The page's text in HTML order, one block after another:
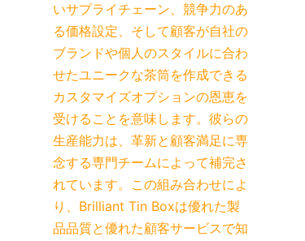
いサプライチェーン、競争力のあ
る価格設定、そして顧客が自社の
ブランドや個人のスタイルに合わ
せたユニークな茶筒を作成できる
カスタマイズオプションの恩恵を
受けることを意味します。彼らの
生産能力は、革新と顧客満足に専
念する専門チームによって補完さ
れています。この組み合わせによ
り、Brilliant Tin Boxは優れた製
品品質と優れた顧客サービスで知